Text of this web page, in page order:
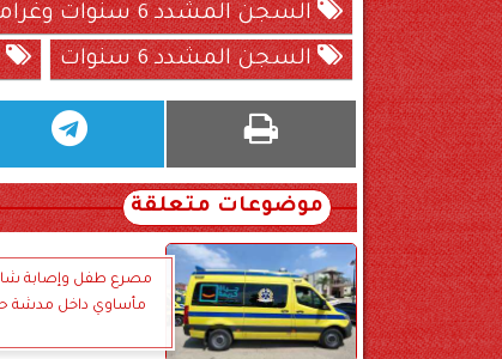
السجن المشدد 6 سنوات وغرامة 100 ألف جنيه لعامل
السجن المشدد 6 سنوات
موضوعات متعلقة
مصرع طفل وإصابة
مأساوي داخل مدشة